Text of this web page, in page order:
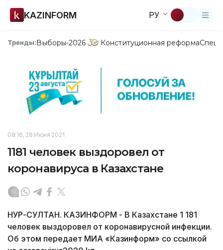
KAZINFORM РУ
Тренды:Выборы-2026 Конституционная реформа
08:16, 28 Июня 2021
1181 человек выздоровел от
коронавируса в Казахстане
НУР-СУЛТАН. КАЗИНФОРМ - В Казахстане 1 181
человек выздоровел от коронавирусной инфекции.
Об этом передает МИА «Казинформ» со ссылкой